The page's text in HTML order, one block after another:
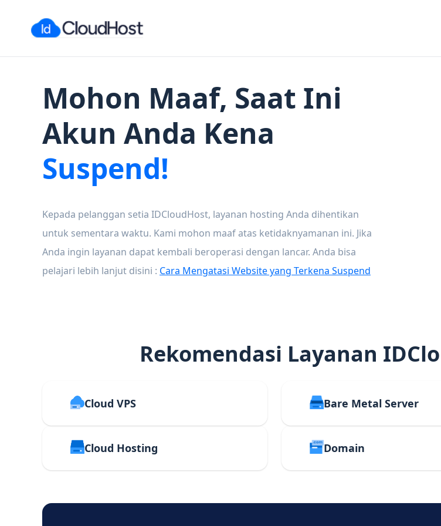
Mohon Maaf, Saat Ini
Akun Anda Kena
Suspend!
Kepada pelanggan setia IDCloudHost, layanan hosting Anda dihentikan
untuk sementara waktu. Kami mohon maaf atas ketidaknyamanan ini. Jika
Anda ingin layanan dapat kembali beroperasi dengan lancar. Anda bisa
pelajari lebih lanjut disini : Cara Mengatasi Website yang Terkena Suspend
Rekomendasi Layanan
Cloud VPS Bare Metal Server
Cloud Hosting Domain